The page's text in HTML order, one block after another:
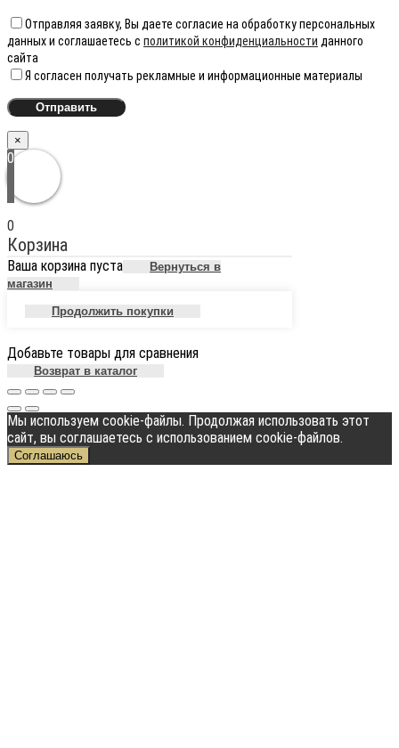
Отправляя заявку, Вы даете согласие на обработку персональных
данных и соглашаетесь с политикой конфиденциальности данного
сайта
Я согласен получать рекламные и информационные материалы
×
0
0
Корзина
Ваша корзина пуста
Вернуться в
магазин
Продолжить покупки
Добавьте товары для сравнения
Возврат в каталог
Мы используем cookie-файлы. Продолжая использовать этот
сайт, вы соглашаетесь с использованием cookie-файлов.
Соглашаюсь